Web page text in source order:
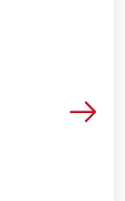
détails de la